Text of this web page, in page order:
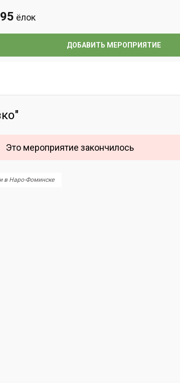
ёлок
ДОБАВИТЬ МЕРОПРИЯТИЕ
Это мероприятие закончилось
в Наро-Фоминске